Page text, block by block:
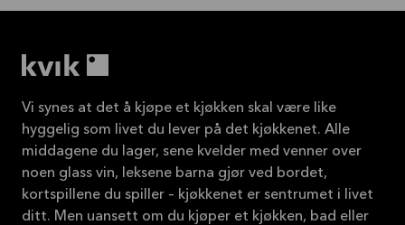
Vi synes at det å kjøpe et kjøkken skal være like
hyggelig som livet du lever på det kjøkkenet. Alle
middagene du lager, sene kvelder med venner over
noen glass vin, leksene barna gjør ved bordet,
kortspillene du spiller – kjøkkenet er sentrumet i livet
ditt. Men uansett om du kjøper et kjøkken, bad eller